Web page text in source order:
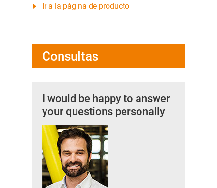
Ir a la página de producto
Consultas
I would be happy to answer
your questions personally